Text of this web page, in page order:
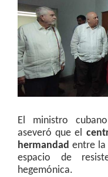
El ministro
aseveró que el
hermandad entre la
espacio de
hegemónica.